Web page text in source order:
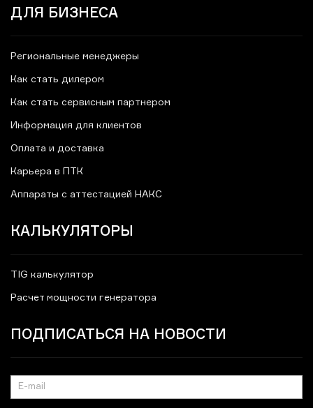
ДЛЯ БИЗНЕСА
Региональные менеджеры
Как стать дилером
Как стать сервисным партнером
Информация для клиентов
Оплата и доставка
Карьера в ПТК
Аппараты с аттестацией НАКС
КАЛЬКУЛЯТОРЫ
TIG калькулятор
Расчет мощности генератора
ПОДПИСАТЬСЯ НА НОВОСТИ